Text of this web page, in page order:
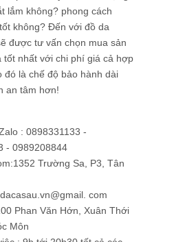
lắm không? phong cách
không? Đến với đồ da
được tư vấn chọn mua sản
tốt nhất với chi phí giá cả hợp
đó là chế độ bảo hành dài
an tâm hơn!
: 0898331133 -
- 0989208844
Trường Sa, P3, Tân
com
Phan Văn Hớn, Xuân Thới
Môn